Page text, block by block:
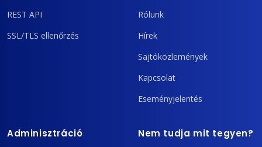
REST API
SSL/TLS ellenőrzés
Rólunk
Hírek
Sajtóközlemények
Kapcsolat
Eseményjelentés
Adminisztráció Nem tudja mit tegyen?